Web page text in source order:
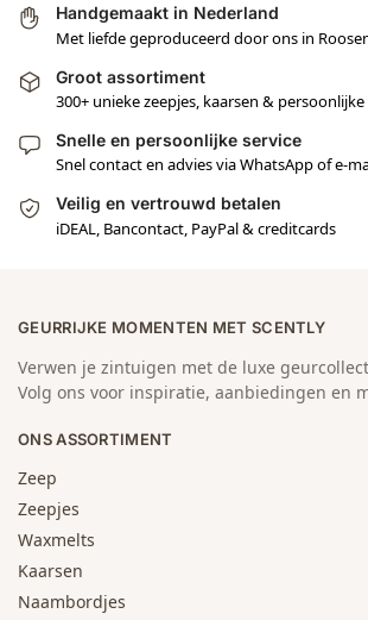
Handgemaakt in Nederland
Met liefde geproduceerd door ons in
Groot assortiment
300+ unieke zeepjes, kaarsen &
Snelle en persoonlijke service
Snel contact en advies via WhatsApp of e-
Veilig en vertrouwd betalen
iDEAL, Bancontact, PayPal & creditcards
GEURRIJKE MOMENTEN MET SCENTLY
Verwen je zintuigen met de luxe
Volg ons voor inspiratie, aanbiedingen en
ONS ASSORTIMENT
Zeep
Zeepjes
Waxmelts
Kaarsen
Naambordjes